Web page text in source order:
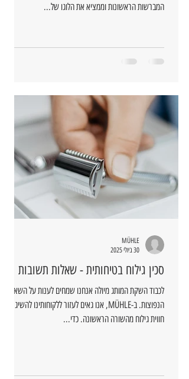
המברשות הראשונות וממציא את הלוגו של...
סכין גילוח בטיחותית - שאלות תשובות
לכבוד השקת המותג מיולה אנחנו שמחים לענות על השאלות
הנפוצות. ב-MÜHLE, אנו גאים לעזור ללקוחותינו להשיג
חווית גילוח מהשורה הראשונה. כדי...
MÜHLE
30 ביולי 2025